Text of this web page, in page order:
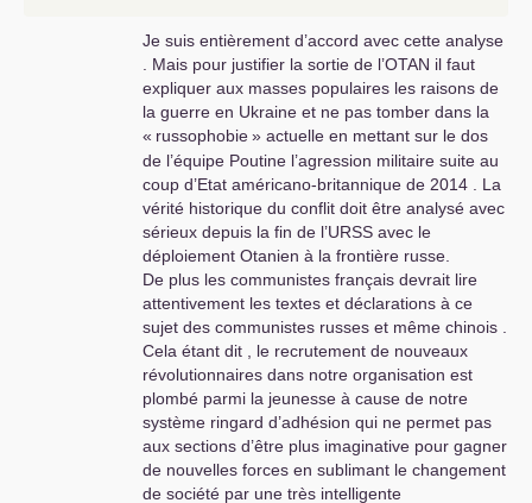
Je suis entièrement d’accord avec cette analyse
. Mais pour justifier la sortie de l’OTAN il faut
expliquer aux masses populaires les raisons de
la guerre en Ukraine et ne pas tomber dans la
« russophobie» actuelle en mettant sur le dos
de l’équipe Poutine l’agression militaire suite au
coup d’Etat américano-britannique de 2014 . La
vérité historique du conflit doit être analysé avec
sérieux depuis la fin de l’URSS avec le
déploiement Otanien à la frontière russe.
De plus les communistes français devrait lire
attentivement les textes et déclarations à ce
sujet des communistes russes et même chinois .
Cela étant dit , le recrutement de nouveaux
révolutionnaires dans notre organisation est
plombé parmi la jeunesse à cause de notre
système ringard d’adhésion qui ne permet pas
aux sections d’être plus imaginative pour gagner
de nouvelles forces en sublimant le changement
de société par une très intelligente